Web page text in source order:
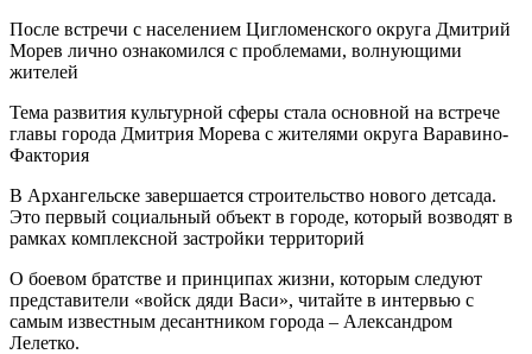
После встречи с населением Цигломенского округа Дмитрий
Морев лично ознакомился с проблемами, волнующими
жителей
Тема развития культурной сферы стала основной на встрече
главы города Дмитрия Морева с жителями округа Варавино-
Фактория
В Архангельске завершается строительство нового детсада.
Это первый социальный объект в городе, который возводят в
рамках комплексной застройки территорий
О боевом братстве и принципах жизни, которым следуют
представители «войск дяди Васи», читайте в интервью с
самым известным десантником города – Александром
Лелетко.